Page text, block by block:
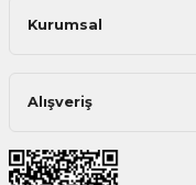
Kurumsal
Alışveriş